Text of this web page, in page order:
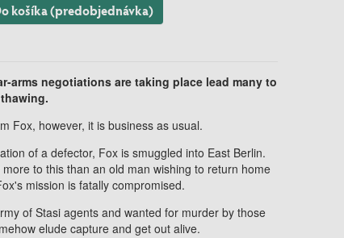
Do košíka (predobjednávka)
arms negotiations are taking place lead many to
Fox, however, it is business as usual.
of a defector, Fox is smuggled into East Berlin.
to this than an old man wishing to return home
mission is fatally compromised.
of Stasi agents and wanted for murder by those
elude capture and get out alive.